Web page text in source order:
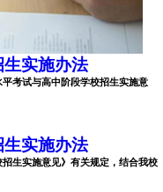
生实施办法
考试与高中阶段学校招生实施意
生实施办法
生实施意见》有关规定，结合我校